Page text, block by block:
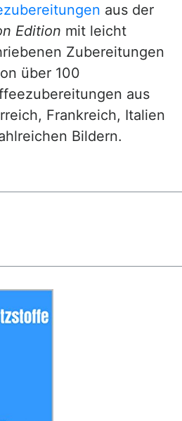
aus der
Edition mit leicht
Zubereitungen
über 100
aus
Frankreich, Italien
Bildern.